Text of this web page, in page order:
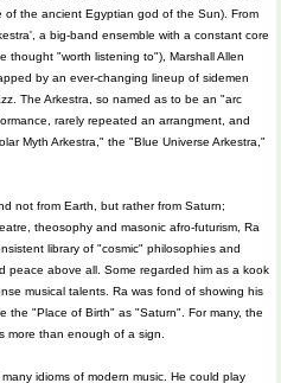
the ancient Egyptian god of the Sun). From
a big-band ensemble with a constant core
thought "worth listening to"), Marshall Allen
by an ever-changing lineup of sidemen
The Arkestra, so named as to be an "arc
rarely repeated an arrangment, and
Myth Arkestra," the "Blue Universe Arkestra,"
not from Earth, but rather from Saturn;
theosophy and masonic afro-futurism, Ra
library of "cosmic" philosophies and
peace above all. Some regarded him as a kook
musical talents. Ra was fond of showing his
the "Place of Birth" as "Saturn". For many, the
more than enough of a sign.
idioms of modern music. He could play